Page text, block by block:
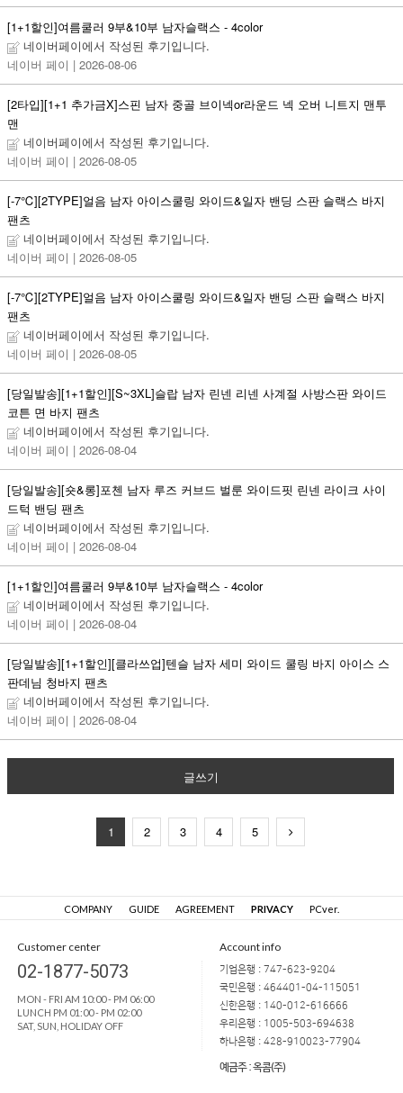
[1+1할인]여름쿨러 9부&10부 남자슬랙스 - 4color
네이버페이에서 작성된 후기입니다.
네이버 페이 | 2026-08-06
[2타입][1+1 추가금X]스핀 남자 중골 브이넥or라운드 넥 오버 니트지 맨투
맨
네이버페이에서 작성된 후기입니다.
네이버 페이 | 2026-08-05
[-7℃][2TYPE]얼음 남자 아이스쿨링 와이드&일자 밴딩 스판 슬랙스 바지
팬츠
네이버페이에서 작성된 후기입니다.
네이버 페이 | 2026-08-05
[-7℃][2TYPE]얼음 남자 아이스쿨링 와이드&일자 밴딩 스판 슬랙스 바지
팬츠
네이버페이에서 작성된 후기입니다.
네이버 페이 | 2026-08-05
[당일발송][1+1할인][S~3XL]슬랍 남자 린넨 리넨 사계절 사방스판 와이드
코튼 면 바지 팬츠
네이버페이에서 작성된 후기입니다.
네이버 페이 | 2026-08-04
[당일발송][숏&롱]포첸 남자 루즈 커브드 벌룬 와이드핏 린넨 라이크 사이
드턱 밴딩 팬츠
네이버페이에서 작성된 후기입니다.
네이버 페이 | 2026-08-04
[1+1할인]여름쿨러 9부&10부 남자슬랙스 - 4color
네이버페이에서 작성된 후기입니다.
네이버 페이 | 2026-08-04
[당일발송][1+1할인][클라쓰업]텐슬 남자 세미 와이드 쿨링 바지 아이스 스
판데님 청바지 팬츠
네이버페이에서 작성된 후기입니다.
네이버 페이 | 2026-08-04
글쓰기
1 2 3 4 5
COMPANY GUIDE AGREEMENT PRIVACY PCver.
Customer center
02-1877-5073
MON - FRI AM 10:00 - PM 06:00
LUNCH PM 01:00 - PM 02:00
SAT, SUN, HOLIDAY OFF
Account info
기업은행 : 747-623-9204
국민은행 : 464401-04-115051
신한은행 : 140-012-616666
우리은행 : 1005-503-694638
하나은행 : 428-910023-77904
예금주 : 옥콤(주)